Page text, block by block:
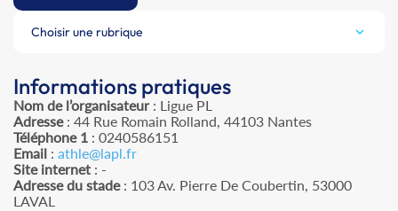
Choisir une rubrique
Informations pratiques
Nom de l’organisateur: Ligue PL
Adresse: 44 Rue Romain Rolland, 44103 Nantes
Téléphone 1 : 0240586151
Email : athle@lapl.fr
Site internet : -
Adresse du stade: 103 Av. Pierre De Coubertin, 53000
LAVAL